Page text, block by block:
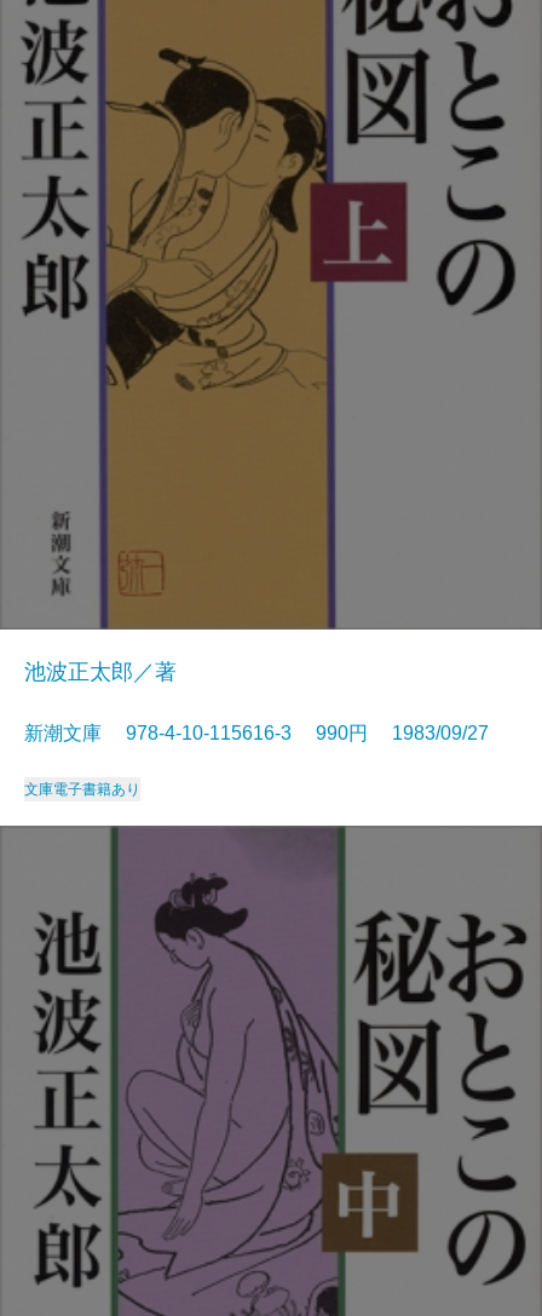
池波正太郎／著
新潮文庫 978-4-10-115616-3 990円 1983/09/27
文庫電子書籍あり